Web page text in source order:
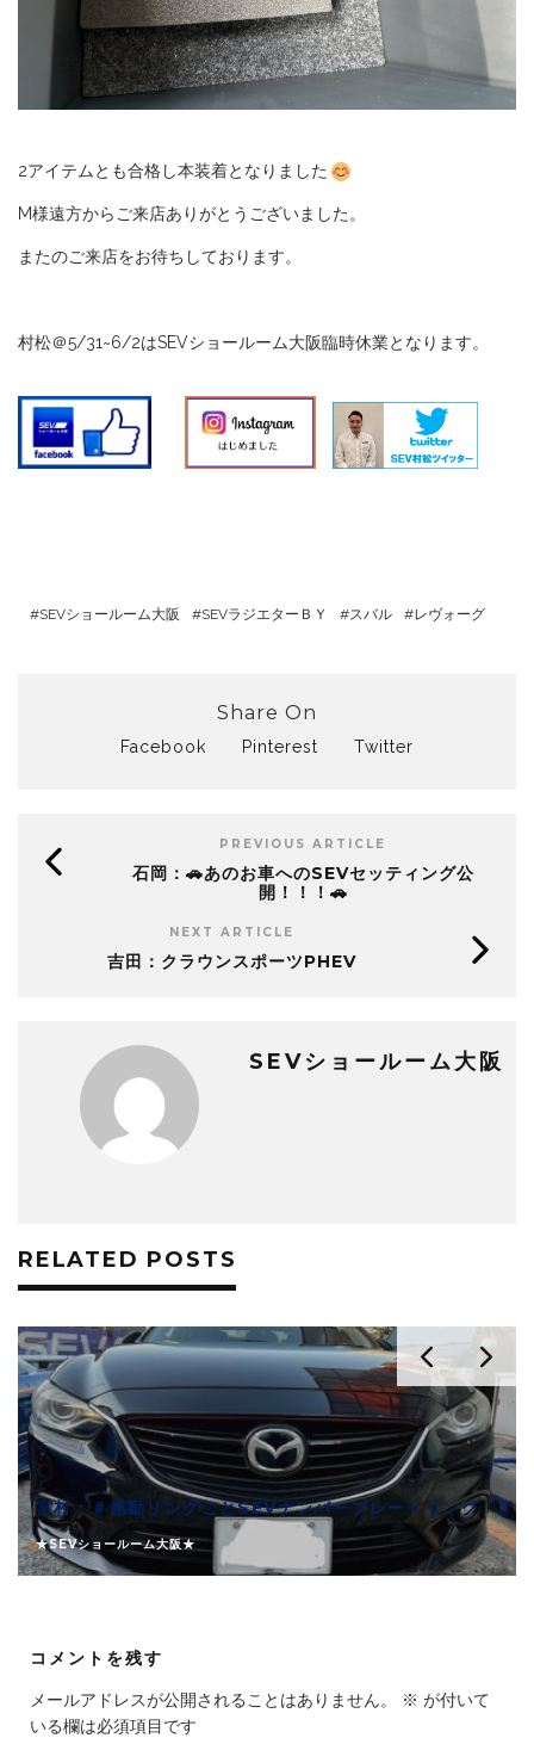
2アイテムとも合格し本装着となりました
M様遠方からご来店ありがとうございました。
またのご来店をお待ちしております。
村松＠5/31~6/2はSEVショールーム大阪臨時休業となります。
SEVショールーム大阪 SEVラジエターＢＹ スバル レヴォーグ
Share On
Facebook Pinterest Twitter
PREVIOUS ARTICLE
石岡：🚗あのお車へのSEVセッティング公
開！！！🚗
NEXT ARTICLE
吉田：クラウンスポーツPHEV
SEVショールーム大阪
RELATED POSTS
宮村：＃感動リングことSEVナンバープレートリング
★SEVショールーム大阪★
コメントを残す
メールアドレスが公開されることはありません。 ※ が付いて
いる欄は必須項目です